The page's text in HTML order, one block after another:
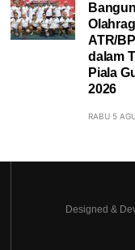
ATR/
dalam
Piala
2026
RABU 5
Designed &